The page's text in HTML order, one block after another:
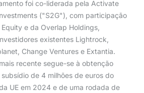
foi co-liderada pela Activate
("S2G"), com participação
e da Overlap Holdings,
existentes Lightrock,
Change Ventures e Extantia.
recente segue-se à obtenção
de 4 milhões de euros do
UE em 2024 e de uma rodada de